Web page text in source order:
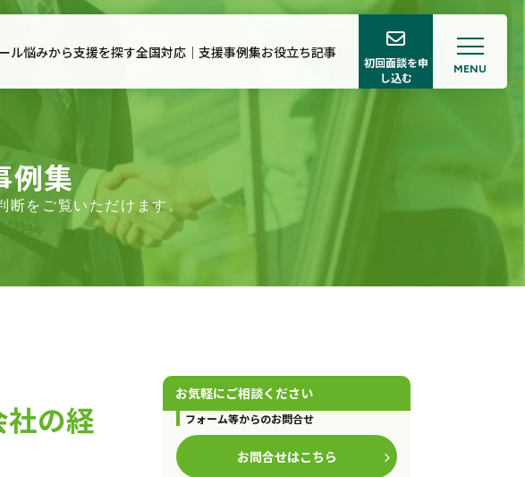
ル悩みから支援を探す
サービス一覧
契約書サポート
全国対応｜支援事例集お役立ち記事
初回面談を申
し込む
MENU
例集
をご覧いただけます。
の経
お気軽にご相談ください
フォーム等からのお問合せ
お問合せはこちら
契約書サポート
ます。